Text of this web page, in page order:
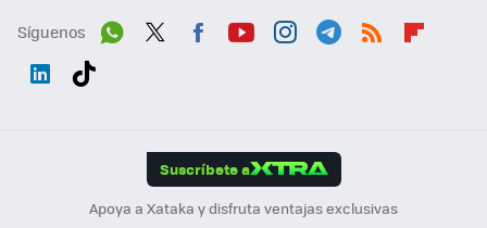
Síguenos
Suscríbete a
Apoya a Xataka y disfruta ventajas exclusivas